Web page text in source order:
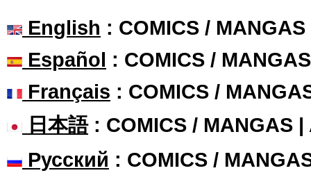
English : COMICS /
Español : COMICS /
Français : COMICS /
日本語: COMICS / MANGAS |
Русский : COMICS /